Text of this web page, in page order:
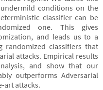
conditions on the
classifier can be
one. This gives
and leads us to a
classifiers that
attacks. Empirical results
and show that our
outperforms Adversarial
art attacks.